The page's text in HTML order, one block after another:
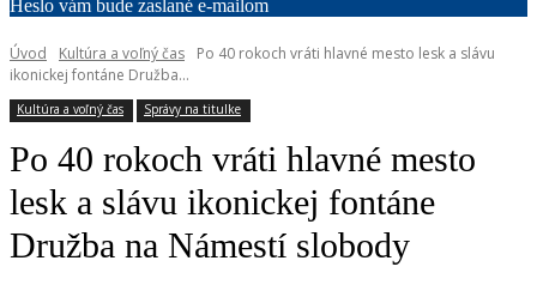
Heslo vám bude zaslané e-mailom
Úvod Kultúra a voľný čas
Po 40 rokoch vráti hlavné mesto lesk a slávu
ikonickej fontáne Družba...
Kultúra a voľný čas Správy na titulke
Po 40 rokoch vráti hlavné mesto
lesk a slávu ikonickej fontáne
Družba na Námestí slobody